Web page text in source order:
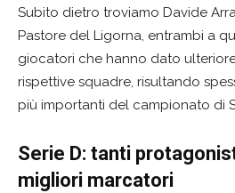
Subito dietro troviamo Davide
Pastore del Ligorna, entrambi a
giocatori che hanno dato
rispettive squadre, risultando
più importanti del campionato di
Serie D: tanti
migliori marcatori